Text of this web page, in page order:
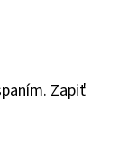
Zapiť